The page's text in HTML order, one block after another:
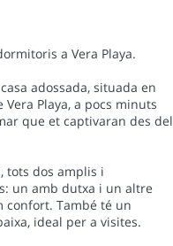
a Vera Playa.
adossada, situada en
Playa, a pocs minuts
que et captivaran des del
tots dos amplis i
un amb dutxa i un altre
confort. També té un
ideal per a visites.